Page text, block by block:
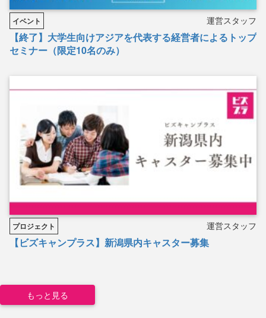
イベント 運営スタッフ
【終了】大学生向けアジアを代表する経営者によるトップ
セミナー（限定10名のみ）
プロジェクト 運営スタッフ
【ビズキャンプラス】新潟県内キャスター募集
もっと見る